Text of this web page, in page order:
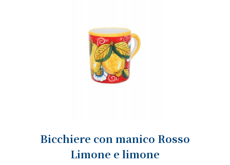
Bicchiere con manico Rosso
Limone e limone